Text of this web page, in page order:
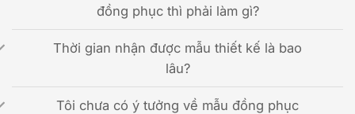
đồng phục thì phải làm gì?
Thời gian nhận được mẫu thiết kế là bao
lâu?
Tôi chưa có ý tưởng về mẫu đồng phục